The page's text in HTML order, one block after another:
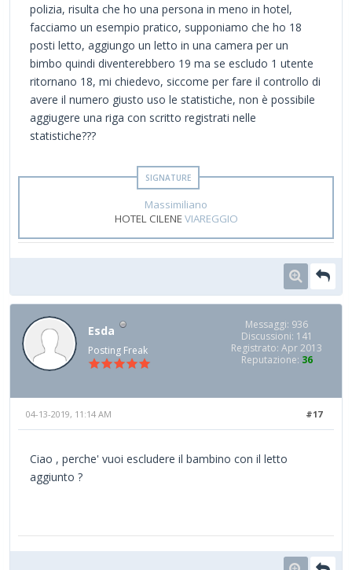
polizia, risulta che ho una persona in meno in hotel,
facciamo un esempio pratico, supponiamo che ho 18
posti letto, aggiungo un letto in una camera per un
bimbo quindi diventerebbero 19 ma se escludo 1 utente
ritornano 18, mi chiedevo, siccome per fare il controllo di
avere il numero giusto uso le statistiche, non è possibile
aggiugere una riga con scritto registrati nelle
statistiche???
Massimiliano
HOTEL CILENEVIAREGGIO
Esda
Posting Freak
Messaggi: 936
Discussioni: 141
Registrato: Apr 2013
Reputazione: 36
#17
04-13-2019, 11:14 AM
Ciao , perche' vuoi escludere il bambino con il letto
aggiunto ?